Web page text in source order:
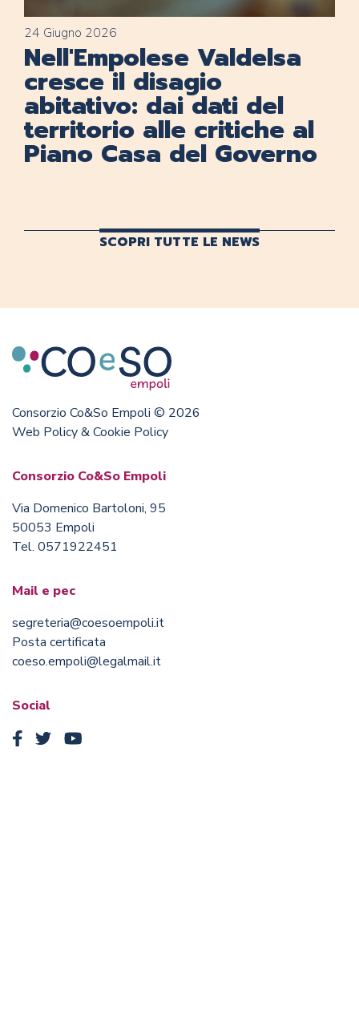
24 Giugno 2026
Nell'Empolese Valdelsa
cresce il disagio
abitativo: dai dati del
territorio alle critiche al
Piano Casa del Governo
SCOPRI TUTTE LE NEWS
Consorzio Co&So Empoli © 2026
Web Policy & Cookie Policy
Consorzio Co&So Empoli
Via Domenico Bartoloni, 95
50053 Empoli
Tel. 0571922451
Mail e pec
segreteria@coesoempoli.it
Posta certificata
coeso.empoli@legalmail.it
Social